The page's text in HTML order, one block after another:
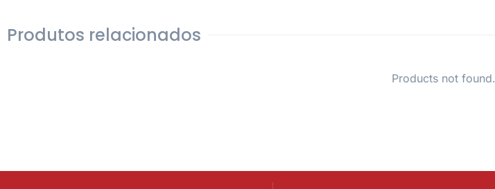
Produtos relacionados
Products not found.